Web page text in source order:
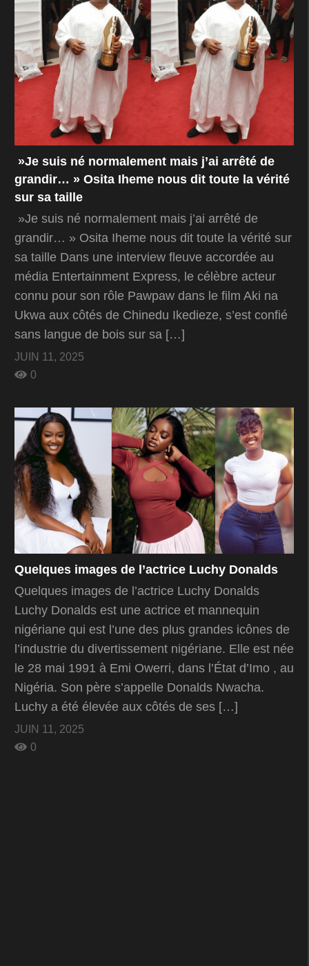
»Je suis né normalement mais j’ai arrêté de
grandir… » Osita Iheme nous dit toute la vérité
sur sa taille
»Je suis né normalement mais j’ai arrêté de
grandir… » Osita Iheme nous dit toute la vérité sur
sa taille Dans une interview fleuve accordée au
média Entertainment Express, le célèbre acteur
connu pour son rôle Pawpaw dans le film Aki na
Ukwa aux côtés de Chinedu Ikedieze, s’est confié
sans langue de bois sur sa […]
JUIN 11, 2025
0
Quelques images de l’actrice Luchy Donalds
Quelques images de l’actrice Luchy Donalds
Luchy Donalds est une actrice et mannequin
nigériane qui est l’une des plus grandes icônes de
l’industrie du divertissement nigériane. Elle est née
le 28 mai 1991 à Emi Owerri, dans l’État d’Imo , au
Nigéria. Son père s’appelle Donalds Nwacha.
Luchy a été élevée aux côtés de ses […]
JUIN 11, 2025
0